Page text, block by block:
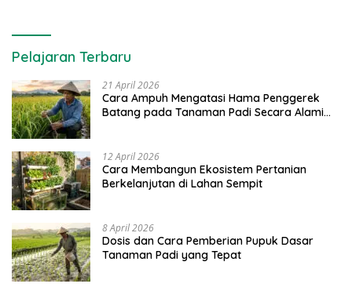
Pelajaran Terbaru
21 April 2026
Cara Ampuh Mengatasi Hama Penggerek
Batang pada Tanaman Padi Secara Alami
12 April 2026
Cara Membangun Ekosistem Pertanian
Berkelanjutan di Lahan Sempit
8 April 2026
Dosis dan Cara Pemberian Pupuk Dasar
Tanaman Padi yang Tepat